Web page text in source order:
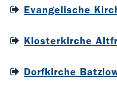
Evangelische
Klosterkirche
Dorfkirche